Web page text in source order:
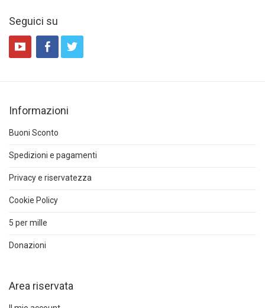
Seguici su
Informazioni
Buoni Sconto
Spedizioni e pagamenti
Privacy e riservatezza
Cookie Policy
5 per mille
Donazioni
Area riservata